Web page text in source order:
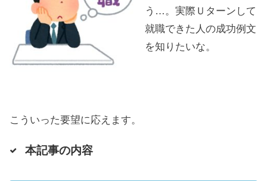
う…。実際Ｕターンして
就職できた人の成功例文
を知りたいな。
こういった要望に応えます。
本記事の内容